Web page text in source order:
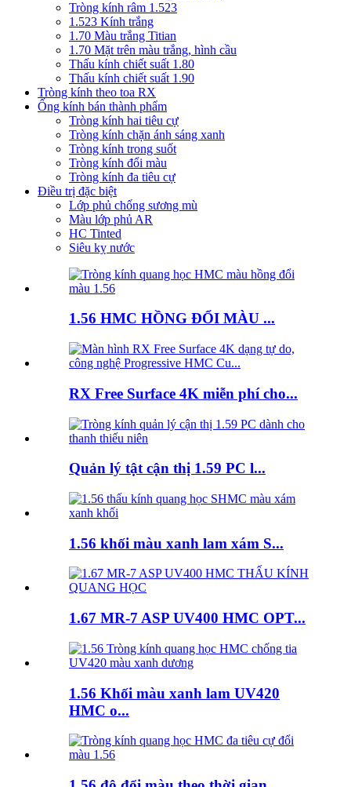
Tròng kính râm 1.523
1.523 Kính trắng
1.70 Màu trắng Titian
1.70 Mặt trên màu trắng, hình cầu
Thấu kính chiết suất 1.80
Thấu kính chiết suất 1.90
Tròng kính theo toa RX
Ống kính bán thành phẩm
Tròng kính hai tiêu cự
Tròng kính chặn ánh sáng xanh
Tròng kính trong suốt
Tròng kính đổi màu
Tròng kính đa tiêu cự
Điều trị đặc biệt
Lớp phủ chống sương mù
Màu lớp phủ AR
HC Tinted
Siêu kỵ nước
1.56 HMC HỒNG ĐỔI MÀU ...
RX Free Surface 4K miễn phí cho...
Quản lý tật cận thị 1.59 PC l...
1.56 khối màu xanh lam xám S...
1.67 MR-7 ASP UV400 HMC OPT...
1.56 Khối màu xanh lam UV420
HMC o...